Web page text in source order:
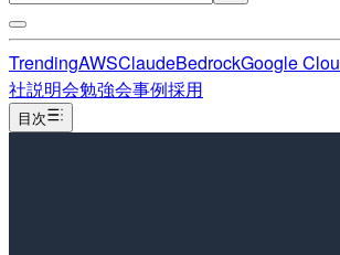
TrendingAWSClaudeBedrockGoogle
社説明会勉強会事例採用
目次